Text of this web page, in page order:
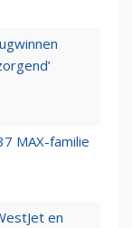
MAX-familie
en